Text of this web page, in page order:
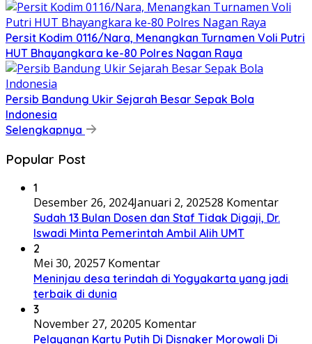
Persit Kodim 0116/Nara, Menangkan Turnamen Voli Putri
HUT Bhayangkara ke-80 Polres Nagan Raya
Persib Bandung Ukir Sejarah Besar Sepak Bola
Indonesia
Selengkapnya
Popular Post
1
Desember 26, 2024Januari 2, 202528 Komentar
Sudah 13 Bulan Dosen dan Staf Tidak Digaji, Dr.
Iswadi Minta Pemerintah Ambil Alih UMT
2
Mei 30, 20257 Komentar
Meninjau desa terindah di Yogyakarta yang jadi
terbaik di dunia
3
November 27, 20205 Komentar
Pelayanan Kartu Putih Di Disnaker Morowali Di